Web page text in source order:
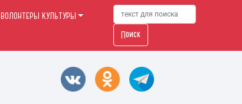
ВОЛОНТЕРЫ КУЛЬТУРЫ
Поиск